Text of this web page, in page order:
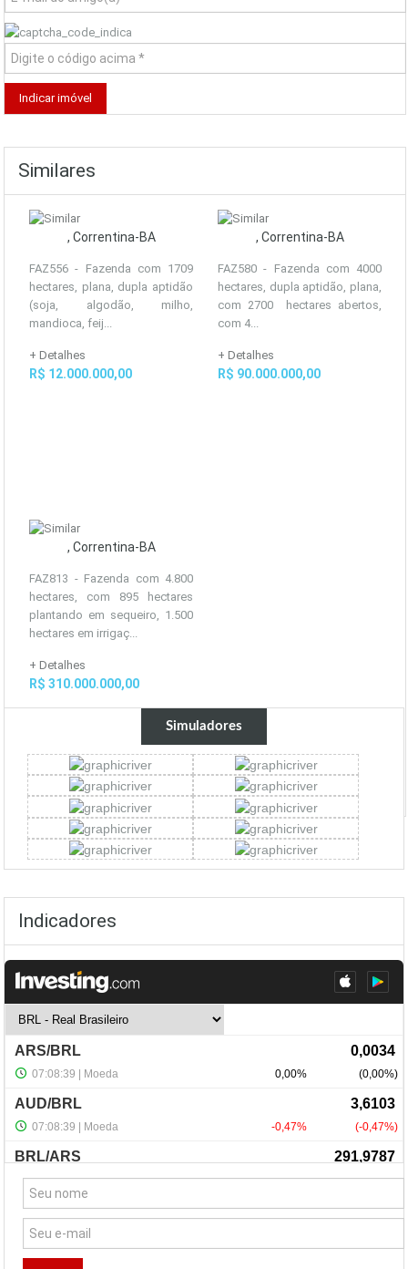
Similares
, Correntina-BA
FAZ556 - Fazenda com 1709
hectares, plana, dupla aptidão
(soja, algodão, milho,
mandioca, feij...
+ Detalhes
R$ 12.000.000,00
, Correntina-BA
FAZ580 - Fazenda com 4000
hectares, dupla aptidão, plana,
com 2700 hectares abertos,
com 4...
+ Detalhes
R$ 90.000.000,00
, Correntina-BA
FAZ813 - Fazenda com 4.800
hectares, com 895 hectares
plantando em sequeiro, 1.500
hectares em irrigaç...
+ Detalhes
R$ 310.000.000,00
Simuladores
Indicadores
NewsLetter